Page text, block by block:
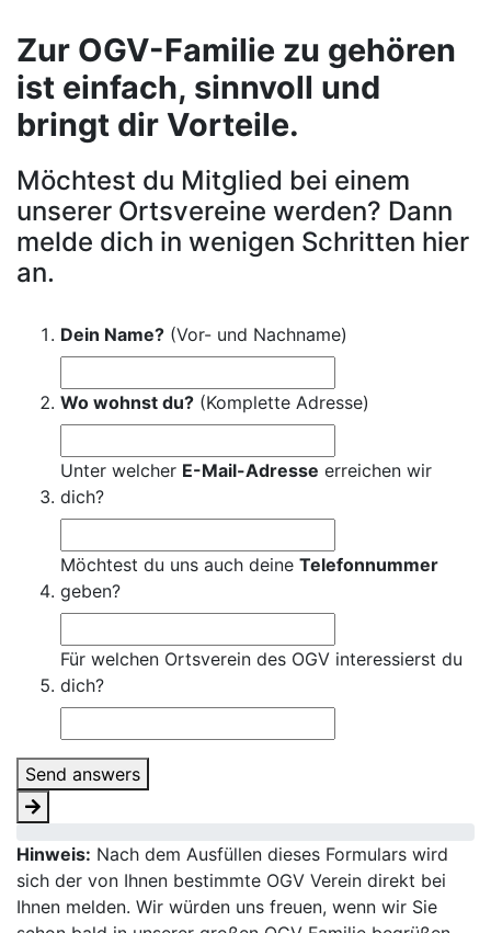
Zur OGV-Familie zu gehören
ist einfach, sinnvoll und
bringt dir Vorteile.
Möchtest du Mitglied bei einem
unserer Ortsvereine werden? Dann
melde dich in wenigen Schritten hier
an.
Dein Name? (Vor- und Nachname)
Wo wohnst du? (Komplette Adresse)
Unter welcher E-Mail-Adresse erreichen wir
dich?
Möchtest du uns auch deine Telefonnummer
geben?
Für welchen Ortsverein des OGV interessierst du
dich?
Send answers
Hinweis: Nach dem Ausfüllen dieses Formulars wird
sich der von Ihnen bestimmte OGV Verein direkt bei
Ihnen melden. Wir würden uns freuen, wenn wir Sie